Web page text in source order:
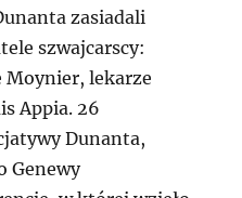
zasiadali
szwajcarscy:
Moynier, lekarze
Appia. 26
Dunanta,
Genewy